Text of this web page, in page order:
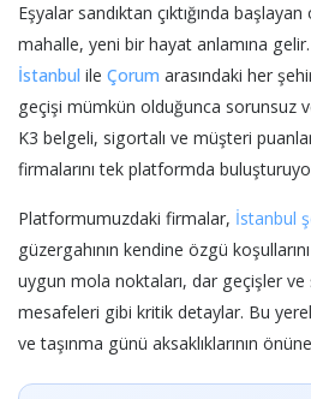
Eşyalar sandıktan çıktığında
mahalle, yeni bir hayat anlamına gelir.
İstanbul ile Çorum arasındaki her
geçişi mümkün olduğunca sorunsuz
K3 belgeli, sigortalı ve müşteri
firmalarını tek platformda
Platformumuzdaki firmalar, İstanbul
güzergahının kendine özgü
uygun mola noktaları, dar geçişler
mesafeleri gibi kritik detaylar. Bu
ve taşınma günü aksaklıklarının